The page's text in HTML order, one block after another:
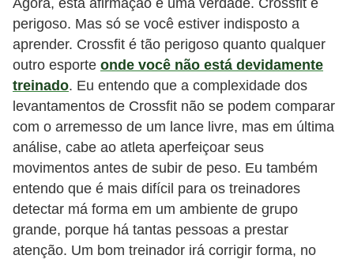
perigoso. Mas só se você estiver indisposto a
aprender. Crossfit é tão perigoso quanto qualquer
outro esporte onde você não está devidamente
treinado. Eu entendo que a complexidade dos
levantamentos de Crossfit não se podem comparar
com o arremesso de um lance livre, mas em última
análise, cabe ao atleta aperfeiçoar seus
movimentos antes de subir de peso. Eu também
entendo que é mais difícil para os treinadores
detectar má forma em um ambiente de grupo
grande, porque há tantas pessoas a prestar
atenção. Um bom treinador irá corrigir forma, no
s
m
e
d
i
c
i
n
a
i
s